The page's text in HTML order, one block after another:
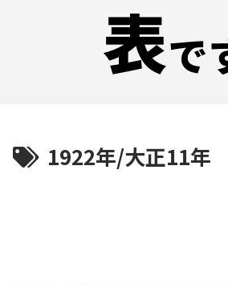
1922年/大正11年